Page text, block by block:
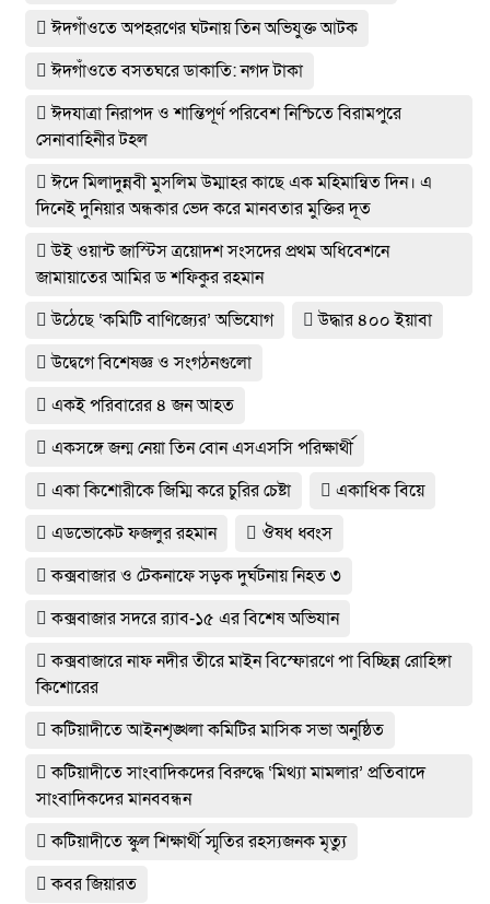
ঈদগাঁওতে অপহরণের ঘটনায় তিন অভিযুক্ত আটক
ঈদগাঁওতে বসতঘরে ডাকাতি: নগদ টাকা
ঈদযাত্রা নিরাপদ ও শান্তিপূর্ণ পরিবেশ নিশ্চিতে বিরামপুরে
সেনাবাহিনীর টহল
ঈদে মিলাদুন্নবী মুসলিম উম্মাহর কাছে এক মহিমান্বিত দিন। এ
দিনেই দুনিয়ার অন্ধকার ভেদ করে মানবতার মুক্তির দূত
উই ওয়ান্ট জাস্টিস ত্রয়োদশ সংসদের প্রথম অধিবেশনে
জামায়াতের আমির ড শফিকুর রহমান
উঠেছে ‘কমিটি বাণিজ্যের’ অভিযোগ
উদ্ধার ৪০০ ইয়াবা
উদ্বেগে বিশেষজ্ঞ ও সংগঠনগুলো
একই পরিবারের ৪ জন আহত
একসঙ্গে জন্ম নেয়া তিন বোন এসএসসি পরিক্ষার্থী
একা কিশোরীকে জিম্মি করে চুরির চেষ্টা
একাধিক বিয়ে
এডভোকেট ফজলুর রহমান
ঔষধ ধ্বংস
কক্সবাজার ও টেকনাফে সড়ক দুর্ঘটনায় নিহত ৩
কক্সবাজার সদরে র‍্যাব-১৫ এর বিশেষ অভিযান
কক্সবাজারে নাফ নদীর তীরে মাইন বিস্ফোরণে পা বিচ্ছিন্ন রোহিঙ্গা
কিশোরের
কটিয়াদীতে আইনশৃঙ্খলা কমিটির মাসিক সভা অনুষ্ঠিত
কটিয়াদীতে সাংবাদিকদের বিরুদ্ধে ‘মিথ্যা মামলার’ প্রতিবাদে
সাংবাদিকদের মানববন্ধন
কটিয়াদীতে স্কুল শিক্ষার্থী স্মৃতির রহস্যজনক মৃত্যু
কবর জিয়ারত